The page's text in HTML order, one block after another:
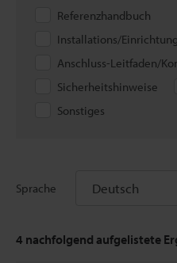
Referenzhandbuch
Installations/
Anschluss-Leitfaden/
Sicherheitshinweise
Sonstiges
Sprache Deutsch
4 nachfolgend aufgelistete